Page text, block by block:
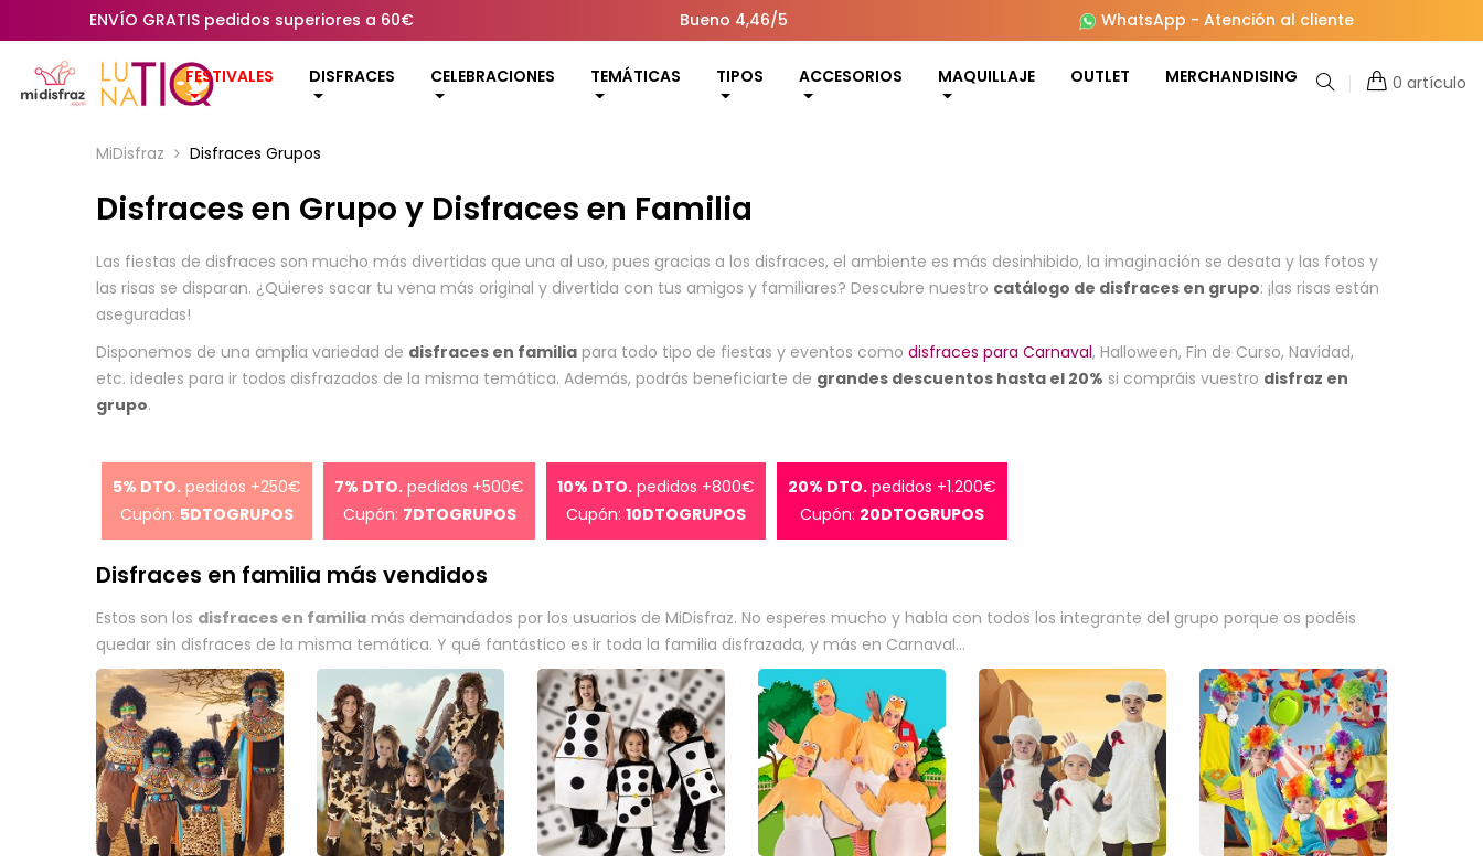
ENVÍO GRATIS pedidos superiores a 60€ Bueno 4,46/5 WhatsApp - Atención al cliente
FESTIVALES DISFRACES CELEBRACIONES TEMÁTICAS TIPOS ACCESORIOS MAQUILLAJE OUTLET MERCHANDISING 0 artículo
MiDisfraz Disfraces Grupos
Disfraces en Grupo y Disfraces en Familia
Las fiestas de disfraces son mucho más divertidas que una al uso, pues gracias a los disfraces, el ambiente es más desinhibido, la imaginación se desata y las fotos y
las risas se disparan. ¿Quieres sacar tu vena más original y divertida con tus amigos y familiares? Descubre nuestro catálogo de disfraces en grupo: ¡las risas están
aseguradas!
Disponemos de una amplia variedad de disfraces en familia para todo tipo de fiestas y eventos como disfraces para Carnaval, Halloween, Fin de Curso, Navidad,
etc. ideales para ir todos disfrazados de la misma temática. Además, podrás beneficiarte de grandes descuentos hasta el 20% si compráis vuestro disfraz en
grupo.
5% DTO. pedidos +250€
Cupón: 5DTOGRUPOS
7% DTO. pedidos +500€
Cupón: 7DTOGRUPOS
10% DTO. pedidos +800€
Cupón: 10DTOGRUPOS
20% DTO. pedidos +1.200€
Cupón: 20DTOGRUPOS
Disfraces en familia más vendidos
Estos son los disfraces en familia más demandados por los usuarios de MiDisfraz. No esperes mucho y habla con todos los integrante del grupo porque os podéis
quedar sin disfraces de la misma temática. Y qué fantástico es ir toda la familia disfrazada, y más en Carnaval...